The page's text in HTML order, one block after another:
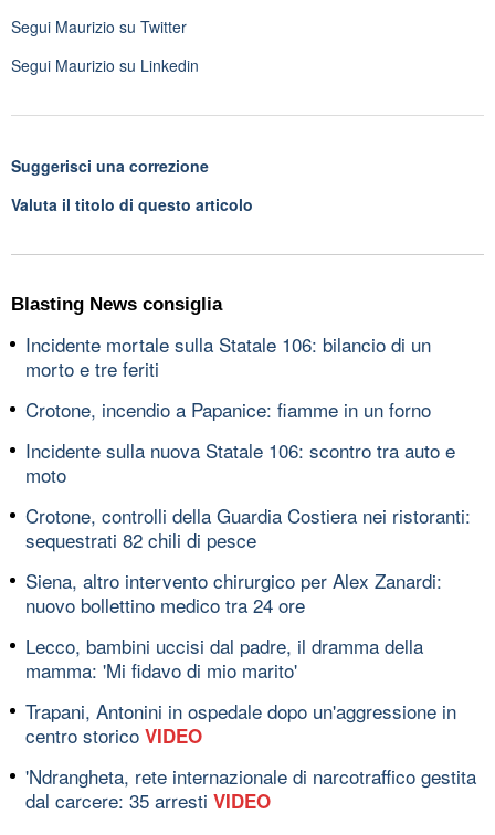
Segui Maurizio su Twitter
Segui Maurizio su Linkedin
Suggerisci una correzione
Valuta il titolo di questo articolo
Blasting News consiglia
Incidente mortale sulla Statale 106: bilancio di un
morto e tre feriti
Crotone, incendio a Papanice: fiamme in un forno
Incidente sulla nuova Statale 106: scontro tra auto e
moto
Crotone, controlli della Guardia Costiera nei ristoranti:
sequestrati 82 chili di pesce
Siena, altro intervento chirurgico per Alex Zanardi:
nuovo bollettino medico tra 24 ore
Lecco, bambini uccisi dal padre, il dramma della
mamma: 'Mi fidavo di mio marito'
Trapani, Antonini in ospedale dopo un'aggressione in
centro storico VIDEO
'Ndrangheta, rete internazionale di narcotraffico gestita
dal carcere: 35 arresti VIDEO